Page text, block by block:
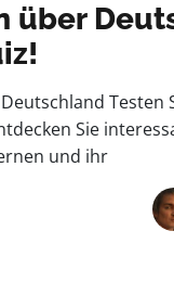
über
Deutschland
Sie
und ihr